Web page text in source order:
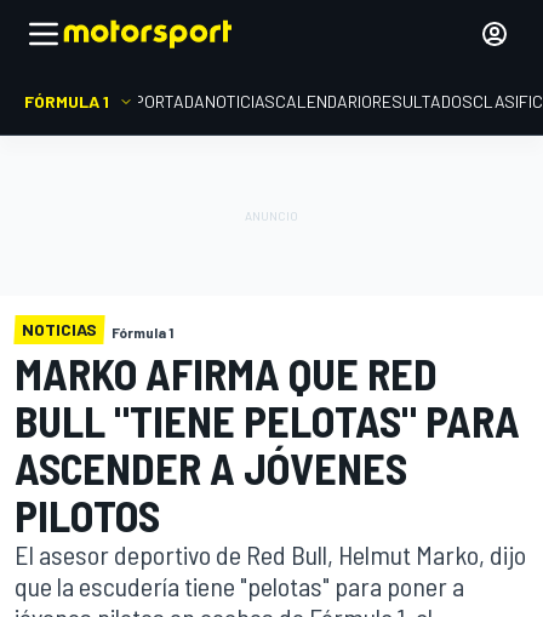
FÓRMULA 1 PORTADANOTICIASCALENDARIORESULTADOS
NOTICIAS Fórmula 1
MARKO AFIRMA QUE RED
BULL "TIENE PELOTAS" PARA
ASCENDER A JÓVENES
PILOTOS
El asesor deportivo de Red Bull, Helmut Marko, dijo
que la escudería tiene "pelotas" para poner a